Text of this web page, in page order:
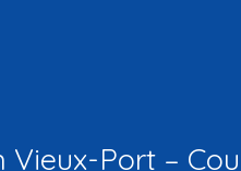
Vieux-Port –